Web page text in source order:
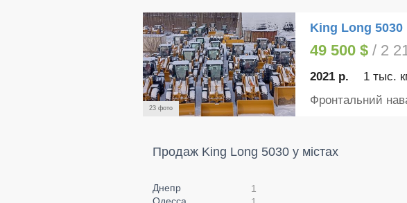
23 фото
King Long
49 500 $/ 2
2021 р. 1 тыс.
Фронтальний
Продаж King Long 5030 у містах
Днепр
1